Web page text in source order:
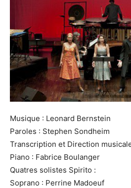
Musique : Leonard Bernstein
Paroles : Stephen Sondheim
Transcription et Direction
Piano : Fabrice Boulanger
Quatres solistes Spirito :
Soprano : Perrine Madoeuf